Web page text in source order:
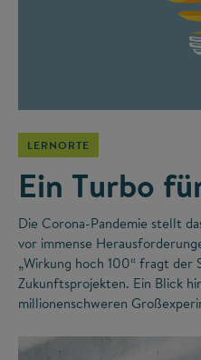
LERNORTE
Ein Turbo
Die Corona-Pandemie stellt
vor immense
„Wirkung hoch 100“ fragt
Zukunftsprojekten. Ein Blick
millionenschweren